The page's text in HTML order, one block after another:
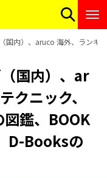
国内）、aruco 海外、ランキ
国内）、ar
クニック、
鑑、BOOK
D-Booksの